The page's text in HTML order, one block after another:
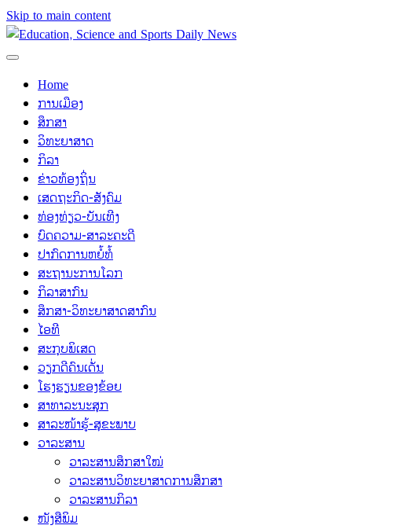
Skip to main content
Home
ການເມືອງ
ສຶກສາ
ວິທະຍາສາດ
ກິລາ
ຂ່າວທ້ອງຖິ່ນ
ເສດຖະກິດ-ສັງຄົມ
ທ່ອງທ່ຽວ-ບັນເທີງ
ບົດຄວາມ-ສາລະຄະດີ
ປາກົດການຫຍໍ້ທໍ້
ສະຖານະການໂລກ
ກິລາສາກົນ
ສຶກສາ-ວິທະຍາສາດສາກົນ
ໄອທີ
ສະກຸບພິເສດ
ວຽກດີຄົນເດັ່ນ
ໂຮງຮຽນຂອງຂ້ອຍ
ສາທາລະນະສຸກ
ສາລະໜ້າຮູ້-ສຸຂະພາບ
ວາລະສານ
ວາລະສານສຶກສາໃໝ່
ວາລະສານວິທະຍາສາດການສຶກສາ
ວາລະສານກິລາ
ໜັງສືພິມ